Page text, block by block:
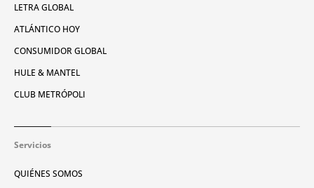
LETRA GLOBAL
ATLÁNTICO HOY
CONSUMIDOR GLOBAL
HULE & MANTEL
CLUB METRÓPOLI
Servicios
QUIÉNES SOMOS